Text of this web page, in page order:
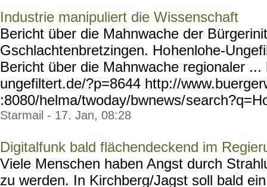
Industrie manipuliert die Wissenschaft
Bericht über die Mahnwache der
Gschlachtenbretzingen. Hohenlohe-
Bericht über die Mahnwache regionaler
ungefiltert.de/?p=8644 http://
:8080/helma/twoday/bwnews/
Starmail - 17. Jan, 08:28
Digitalfunk bald flächendeckend im
Viele Menschen haben Angst durch
zu werden. In Kirchberg/Jagst soll bald